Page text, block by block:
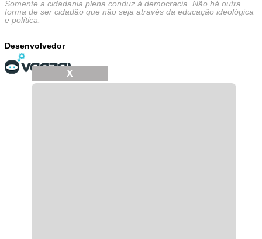
Somente a cidadania plena conduz à democracia. Não há outra
forma de ser cidadão que não seja através da educação ideológica
e política.
Desenvolvedor
X